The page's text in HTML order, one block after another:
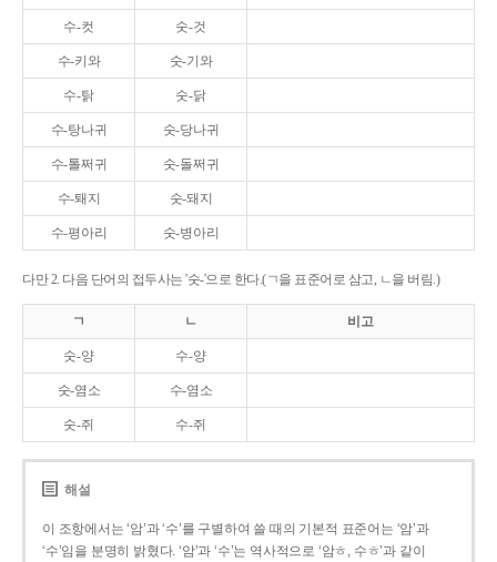
수-컷 숫-것
수-키와 숫-기와
수-탉 숫-닭
수-탕나귀 숫-당나귀
수-톨쩌귀 숫-돌쩌귀
수-퇘지 숫-돼지
수-평아리 숫-병아리
다만 2. 다음 단어의 접두사는 '숫-'으로 한다.(ㄱ을 표준어로 삼고, ㄴ을 버림.)
ㄱ ㄴ 비고
숫-양 수-양
숫-염소 수-염소
숫-쥐 수-쥐
해설
이 조항에서는 ‘암’과 ‘수’를 구별하여 쓸 때의 기본적 표준어는 ‘암’과
‘수’임을 분명히 밝혔다. ‘암’과 ‘수’는 역사적으로 ‘암ㅎ, 수ㅎ’과 같이